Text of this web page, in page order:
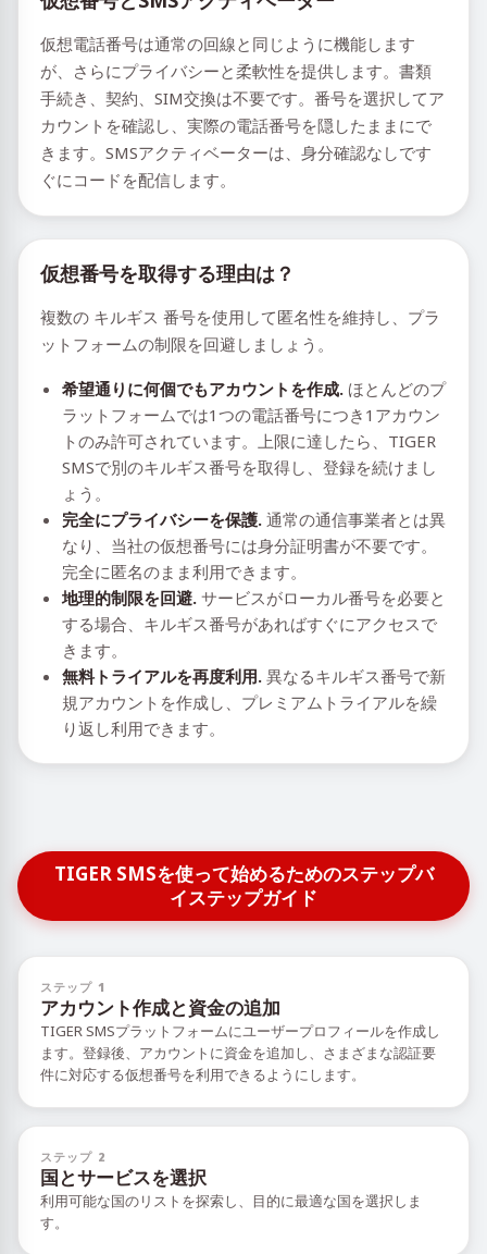
仮想電話番号は通常の回線と同じように機能します
が、さらにプライバシーと柔軟性を提供します。書類
手続き、契約、SIM交換は不要です。番号を選択してア
カウントを確認し、実際の電話番号を隠したままにで
きます。SMSアクティベーターは、身分確認なしです
ぐにコードを配信します。
仮想番号を取得する理由は？
複数の キルギス 番号を使用して匿名性を維持し、プラ
ットフォームの制限を回避しましょう。
希望通りに何個でもアカウントを作成. ほとんどのプ
ラットフォームでは1つの電話番号につき1アカウン
トのみ許可されています。上限に達したら、TIGER
SMSで別のキルギス番号を取得し、登録を続けまし
ょう。
完全にプライバシーを保護. 通常の通信事業者とは異
なり、当社の仮想番号には身分証明書が不要です。
完全に匿名のまま利用できます。
地理的制限を回避. サービスがローカル番号を必要と
する場合、キルギス番号があればすぐにアクセスで
きます。
無料トライアルを再度利用. 異なるキルギス番号で新
規アカウントを作成し、プレミアムトライアルを繰
り返し利用できます。
TIGER SMSを使って始めるためのステップバ
イステップガイド
ステップ 1
アカウント作成と資金の追加
TIGER SMSプラットフォームにユーザープロフィールを作成し
ます。登録後、アカウントに資金を追加し、さまざまな認証要
件に対応する仮想番号を利用できるようにします。
ステップ 2
国とサービスを選択
利用可能な国のリストを探索し、目的に最適な国を選択しま
す。